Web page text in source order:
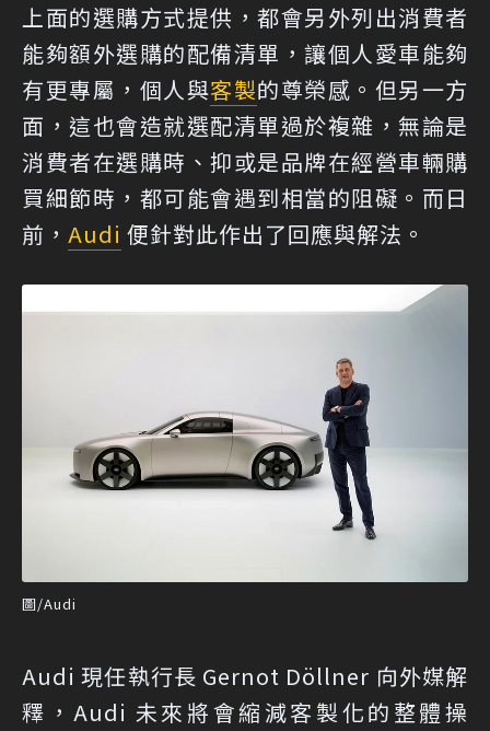
上面的選購方式提供，都會另外列出消費者
能夠額外選購的配備清單，讓個人愛車能夠
有更專屬，個人與客製的尊榮感。但另一方
面，這也會造就選配清單過於複雜，無論是
消費者在選購時、抑或是品牌在經營車輛購
買細節時，都可能會遇到相當的阻礙。而日
前， Audi 便針對此作出了回應與解法。
圖/Audi
Audi 現任執行長 Gernot Döllner 向外媒解
釋，Audi 未來將會縮減客製化的整體操